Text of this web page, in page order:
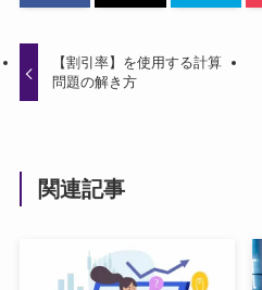
【割引率】を使用する計算
問題の解き方
関連記事